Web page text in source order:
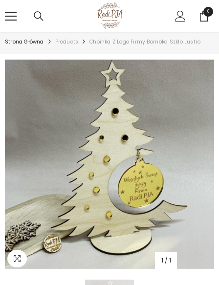
00
Strona Główna Products Choinka Z Logo Firmy Bombka Szkło Lustro
1 / 1